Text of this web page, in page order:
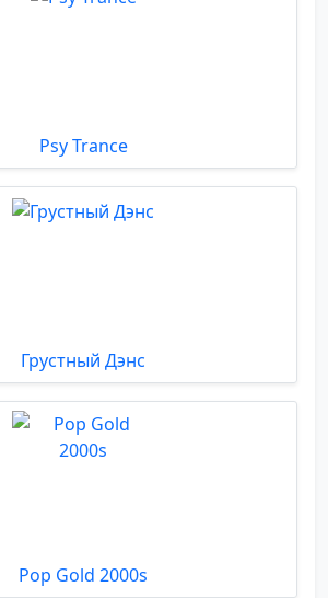
Psy Trance
Грустный Дэнс
Pop Gold 2000s